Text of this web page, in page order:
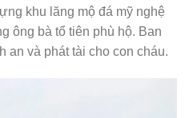
khu lăng mộ đá mỹ nghệ
ông bà tổ tiên phù hộ. Ban
an và phát tài cho con cháu.